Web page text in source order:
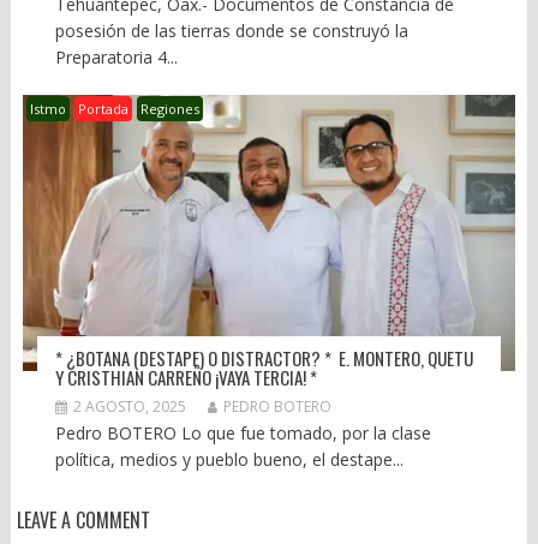
Tehuantepec, Oax.- Documentos de Constancia de
posesión de las tierras donde se construyó la
Preparatoria 4...
Istmo Portada Regiones
* ¿BOTANA (DESTAPE) O DISTRACTOR? * E. MONTERO, QUETU
Y CRISTHIAN CARREÑO ¡VAYA TERCIA! *
2 AGOSTO, 2025 PEDRO BOTERO
Pedro BOTERO Lo que fue tomado, por la clase
política, medios y pueblo bueno, el destape...
LEAVE A COMMENT